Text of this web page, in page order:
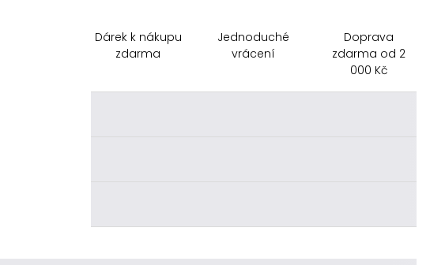
Dárek k nákupu
zdarma
Jednoduché
vrácení
Doprava
zdarma od 2
000 Kč